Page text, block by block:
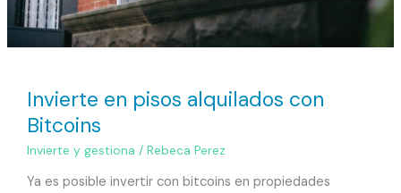
Invierte en pisos alquilados con
Bitcoins
Invierte y gestiona / Rebeca Perez
Ya es posible invertir con bitcoins en propiedades